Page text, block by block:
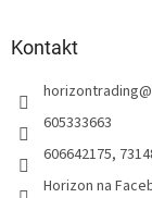
Kontakt
horizontrading@
605333663
606642175,
Horizon na